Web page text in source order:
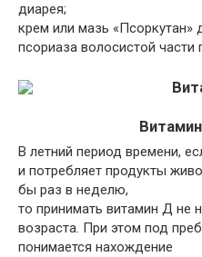
диарея;
крем или мазь «Псоркутан»
псориаза волосистой части
В летний период времени,
и потребляет продукты
бы раз в неделю,
то принимать витамин Д не
возраста. При этом под
понимается нахождение